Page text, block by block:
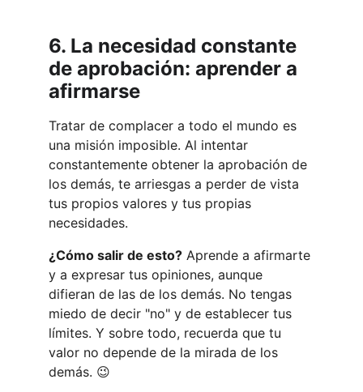
6. La necesidad constante
de aprobación: aprender a
afirmarse
Tratar de complacer a todo el mundo es
una misión imposible. Al intentar
constantemente obtener la aprobación de
los demás, te arriesgas a perder de vista
tus propios valores y tus propias
necesidades.
¿Cómo salir de esto? Aprende a afirmarte
y a expresar tus opiniones, aunque
difieran de las de los demás. No tengas
miedo de decir "no" y de establecer tus
límites. Y sobre todo, recuerda que tu
valor no depende de la mirada de los
demás. 😉